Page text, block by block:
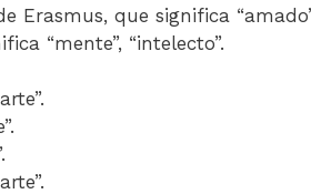
Erasmus, que significa
“mente”, “intelecto”.